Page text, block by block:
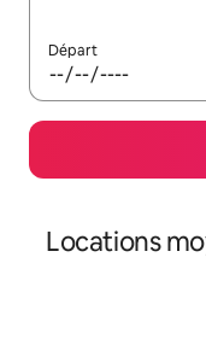
Départ
Locations